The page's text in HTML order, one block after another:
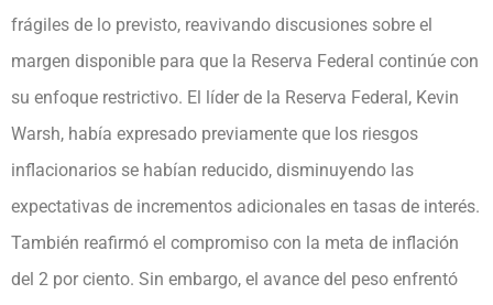
frágiles de lo previsto, reavivando discusiones sobre el
margen disponible para que la Reserva Federal continúe con
su enfoque restrictivo. El líder de la Reserva Federal, Kevin
Warsh, había expresado previamente que los riesgos
inflacionarios se habían reducido, disminuyendo las
expectativas de incrementos adicionales en tasas de interés.
También reafirmó el compromiso con la meta de inflación
del 2 por ciento. Sin embargo, el avance del peso enfrentó